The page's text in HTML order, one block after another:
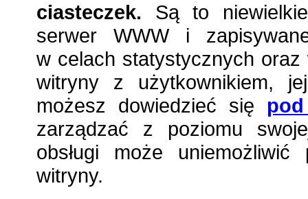
ciasteczek. Są to
serwer WWW i
w celach statystycznych
witryny z użytkownikiem,
możesz dowiedzieć się
zarządzać z poziomu
obsługi może
witryny.